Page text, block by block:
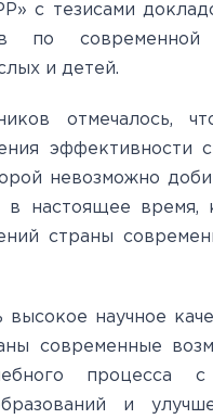
с тезисами
по современной
и детей.
отмечалось,
эффективности
невозможно
в настоящее
страны
высокое научное
современные
процесса
и